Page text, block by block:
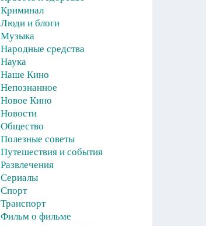
Криминал
Люди и блоги
Музыка
Народные средства
Наука
Наше Кино
Непознанное
Новое Кино
Новости
Общество
Полезные советы
Путешествия и события
Развлечения
Сериалы
Спорт
Транспорт
Фильм о фильме